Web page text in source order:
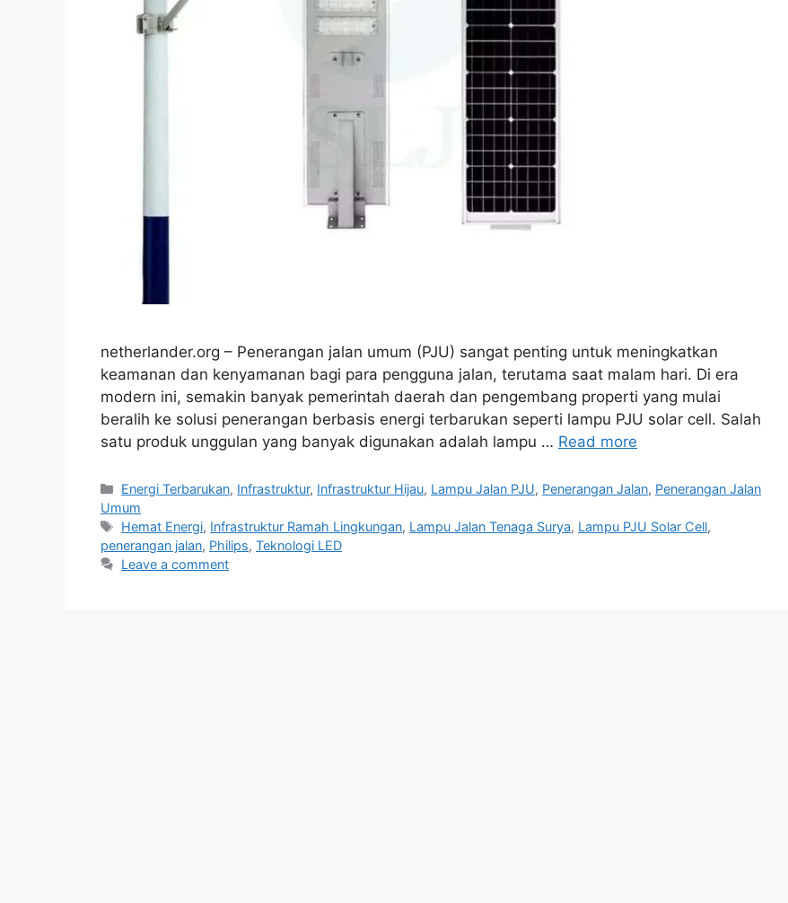
netherlander.org – Penerangan jalan umum (PJU) sangat penting untuk meningkatkan
keamanan dan kenyamanan bagi para pengguna jalan, terutama saat malam hari. Di era
modern ini, semakin banyak pemerintah daerah dan pengembang properti yang mulai
beralih ke solusi penerangan berbasis energi terbarukan seperti lampu PJU solar cell. Salah
satu produk unggulan yang banyak digunakan adalah lampu … Read more
Categories
Energi Terbarukan, Infrastruktur, Infrastruktur Hijau, Lampu Jalan PJU, Penerangan Jalan, Penerangan Jalan
Umum
Tags
Hemat Energi, Infrastruktur Ramah Lingkungan, Lampu Jalan Tenaga Surya, Lampu PJU Solar Cell,
penerangan jalan, Philips, Teknologi LED
Leave a comment